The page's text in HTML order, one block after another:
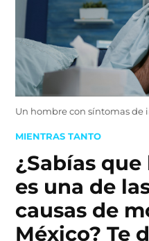
Un hombre con síntomas de
POSTED
MIENTRAS TANTO
¿Sabías
es una de
causas de
México? Te